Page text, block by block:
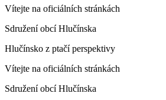
Vítejte na oficiálních stránkách
Sdružení obcí Hlučínska
Hlučínsko z ptačí perspektivy
Vítejte na oficiálních stránkách
Sdružení obcí Hlučínska